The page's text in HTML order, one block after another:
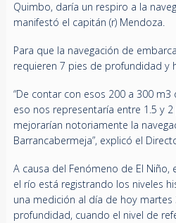
Quimbo, daría un respiro a la
manifestó el capitán (r) Mendoza.
Para que la navegación de
requieren 7 pies de profundidad y
“De contar con esos 200 a 300
eso nos representaría entre 1.5 y
mejorarían notoriamente la
Barrancabermeja”, explicó el
A causa del Fenómeno de El Niño,
el río está registrando los niveles
una medición al día de hoy
profundidad, cuando el nivel de